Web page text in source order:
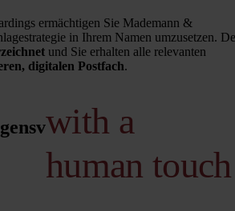
ermächtigen Sie Mademann &
in Ihrem Namen umzusetzen.
und Sie erhalten alle relevanten
digitalen Postfach.
with a
human touch